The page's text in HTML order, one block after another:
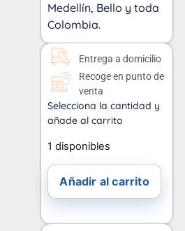
Medellín, Bello y toda
Colombia.
Entrega a domicilio
Recoge en punto de
venta
Selecciona la cantidad y
añade al carrito
1 disponibles
Añadir al carrito